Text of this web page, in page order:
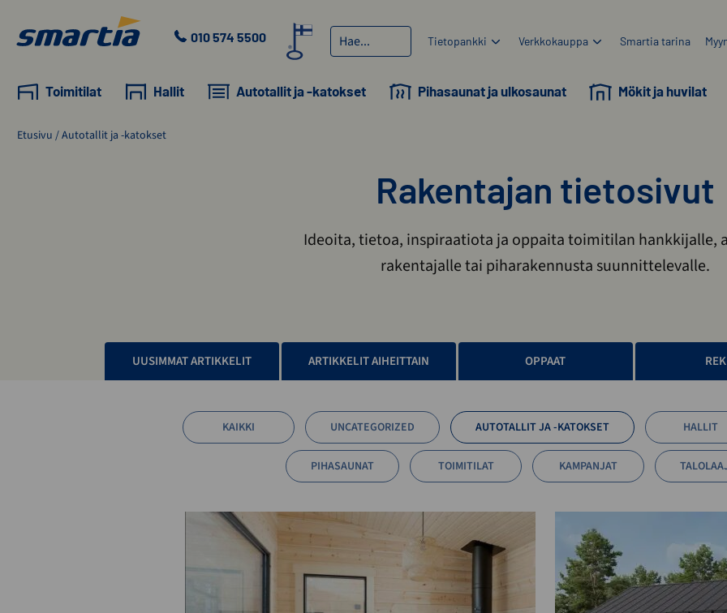
content
Oy
010 574 5500
Toimitilat Hallit Autotallit ja -katokset Pihasaunat ja ulkosaunat Mökit ja huvilat
Haku: Tietopankki Verkkokauppa Smartia tarina
Etusivu /Autotallit ja -katokset
Rakentajan tietosivut
Ideoita, tietoa, inspiraatiota ja oppaita toimitilan hankkijalle,
rakentajalle tai piharakennusta suunnittelevalle.
UUSIMMAT ARTIKKELIT ARTIKKELIT AIHEITTAIN OPPAAT
KAIKKI UNCATEGORIZED AUTOTALLIT JA -KATOKSET HALLIT
PIHASAUNAT TOIMITILAT KAMPANJAT